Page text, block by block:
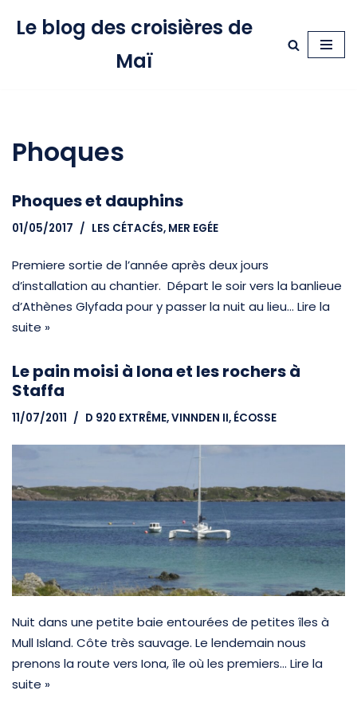
Le blog des croisières de
Maï
Phoques
Phoques et dauphins
01/05/2017 LES CÉTACÉS, MER EGÉE
Premiere sortie de l’année après deux jours
d’installation au chantier. Départ le soir vers la banlieue
d’Athènes Glyfada pour y passer la nuit au lieu… Lire la
suite »
Le pain moisi à Iona et les rochers à
Staffa
11/07/2011 D 920 EXTRÊME, VINNDEN II, ÉCOSSE
Nuit dans une petite baie entourées de petites îles à
Mull Island. Côte très sauvage. Le lendemain nous
prenons la route vers Iona, île où les premiers… Lire la
suite »